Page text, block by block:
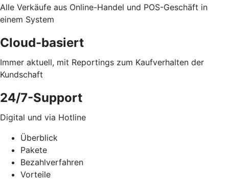
Alle Verkäufe aus Online-Handel und POS-Geschäft in
einem System
Cloud-basiert
Immer aktuell, mit Reportings zum Kaufverhalten der
Kundschaft
24/7-Support
Digital und via Hotline
Überblick
Pakete
Bezahlverfahren
Vorteile